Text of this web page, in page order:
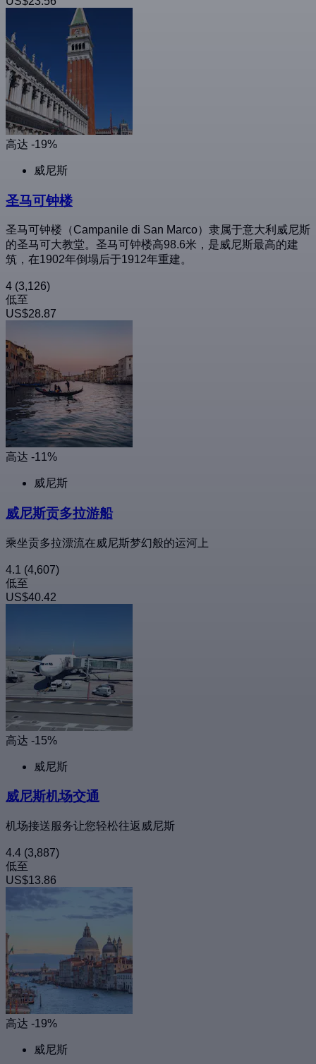
高达 -19%
威尼斯
圣马可钟楼
圣马可钟楼（Campanile di San Marco）隶属于意大利威尼斯
的圣马可大教堂。圣马可钟楼高98.6米，是威尼斯最高的建
筑，在1902年倒塌后于1912年重建。
4 (3,126)
低至
US$28.87
高达 -11%
威尼斯
威尼斯贡多拉游船
乘坐贡多拉漂流在威尼斯梦幻般的运河上
4.1 (4,607)
低至
US$40.42
高达 -15%
威尼斯
威尼斯机场交通
机场接送服务让您轻松往返威尼斯
4.4 (3,887)
低至
US$13.86
高达 -19%
威尼斯